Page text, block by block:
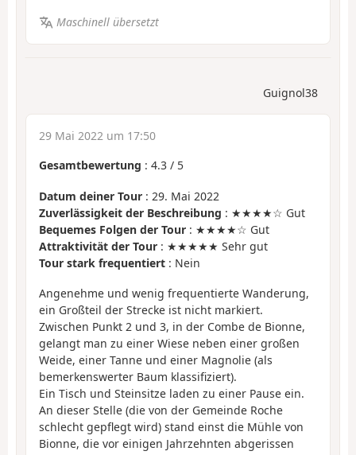
Maschinell übersetzt
Guignol38
29 Mai 2022 um 17:50
Gesamtbewertung : 4.3 / 5
Datum deiner Tour : 29. Mai 2022
Zuverlässigkeit der Beschreibung : ★★★★☆ Gut
Bequemes Folgen der Tour : ★★★★☆ Gut
Attraktivität der Tour : ★★★★★ Sehr gut
Tour stark frequentiert : Nein
Angenehme und wenig frequentierte Wanderung,
ein Großteil der Strecke ist nicht markiert.
Zwischen Punkt 2 und 3, in der Combe de Bionne,
gelangt man zu einer Wiese neben einer großen
Weide, einer Tanne und einer Magnolie (als
bemerkenswerter Baum klassifiziert).
Ein Tisch und Steinsitze laden zu einer Pause ein.
An dieser Stelle (die von der Gemeinde Roche
schlecht gepflegt wird) stand einst die Mühle von
Bionne, die vor einigen Jahrzehnten abgerissen